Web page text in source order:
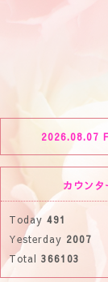
2026.08.07
カウンタ
Today 491
Yesterday 2007
Total 366103